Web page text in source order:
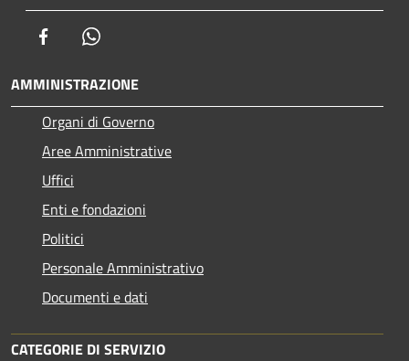
Facebook
AMMINISTRAZIONE
Organi di Governo
Aree Amministrative
Uffici
Enti e fondazioni
Politici
Personale Amministrativo
Documenti e dati
CATEGORIE DI SERVIZIO